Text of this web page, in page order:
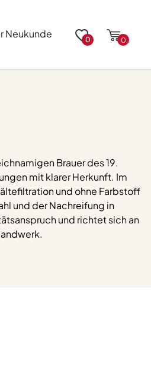
Neukunde 0 0
Brauer des 19.
mit klarer Herkunft. Im
und ohne Farbstoff
und der Nachreifung in
und richtet sich an